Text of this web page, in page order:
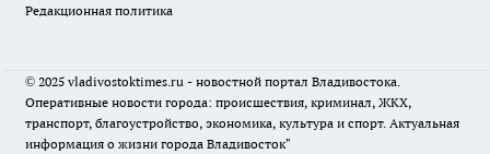
Редакционная политика
© 2025 vladivostoktimes.ru - новостной портал Владивостока.
Оперативные новости города: происшествия, криминал, ЖКХ,
транспорт, благоустройство, экономика, культура и спорт. Актуальная
информация о жизни города Владивосток"